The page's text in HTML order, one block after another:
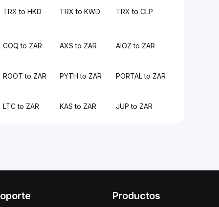
TRX to HKD TRX to KWD TRX to CLP
COQ to ZAR AXS to ZAR AIOZ to ZAR
ROOT to ZAR PYTH to ZAR PORTAL to ZAR
LTC to ZAR KAS to ZAR JUP to ZAR
Productos